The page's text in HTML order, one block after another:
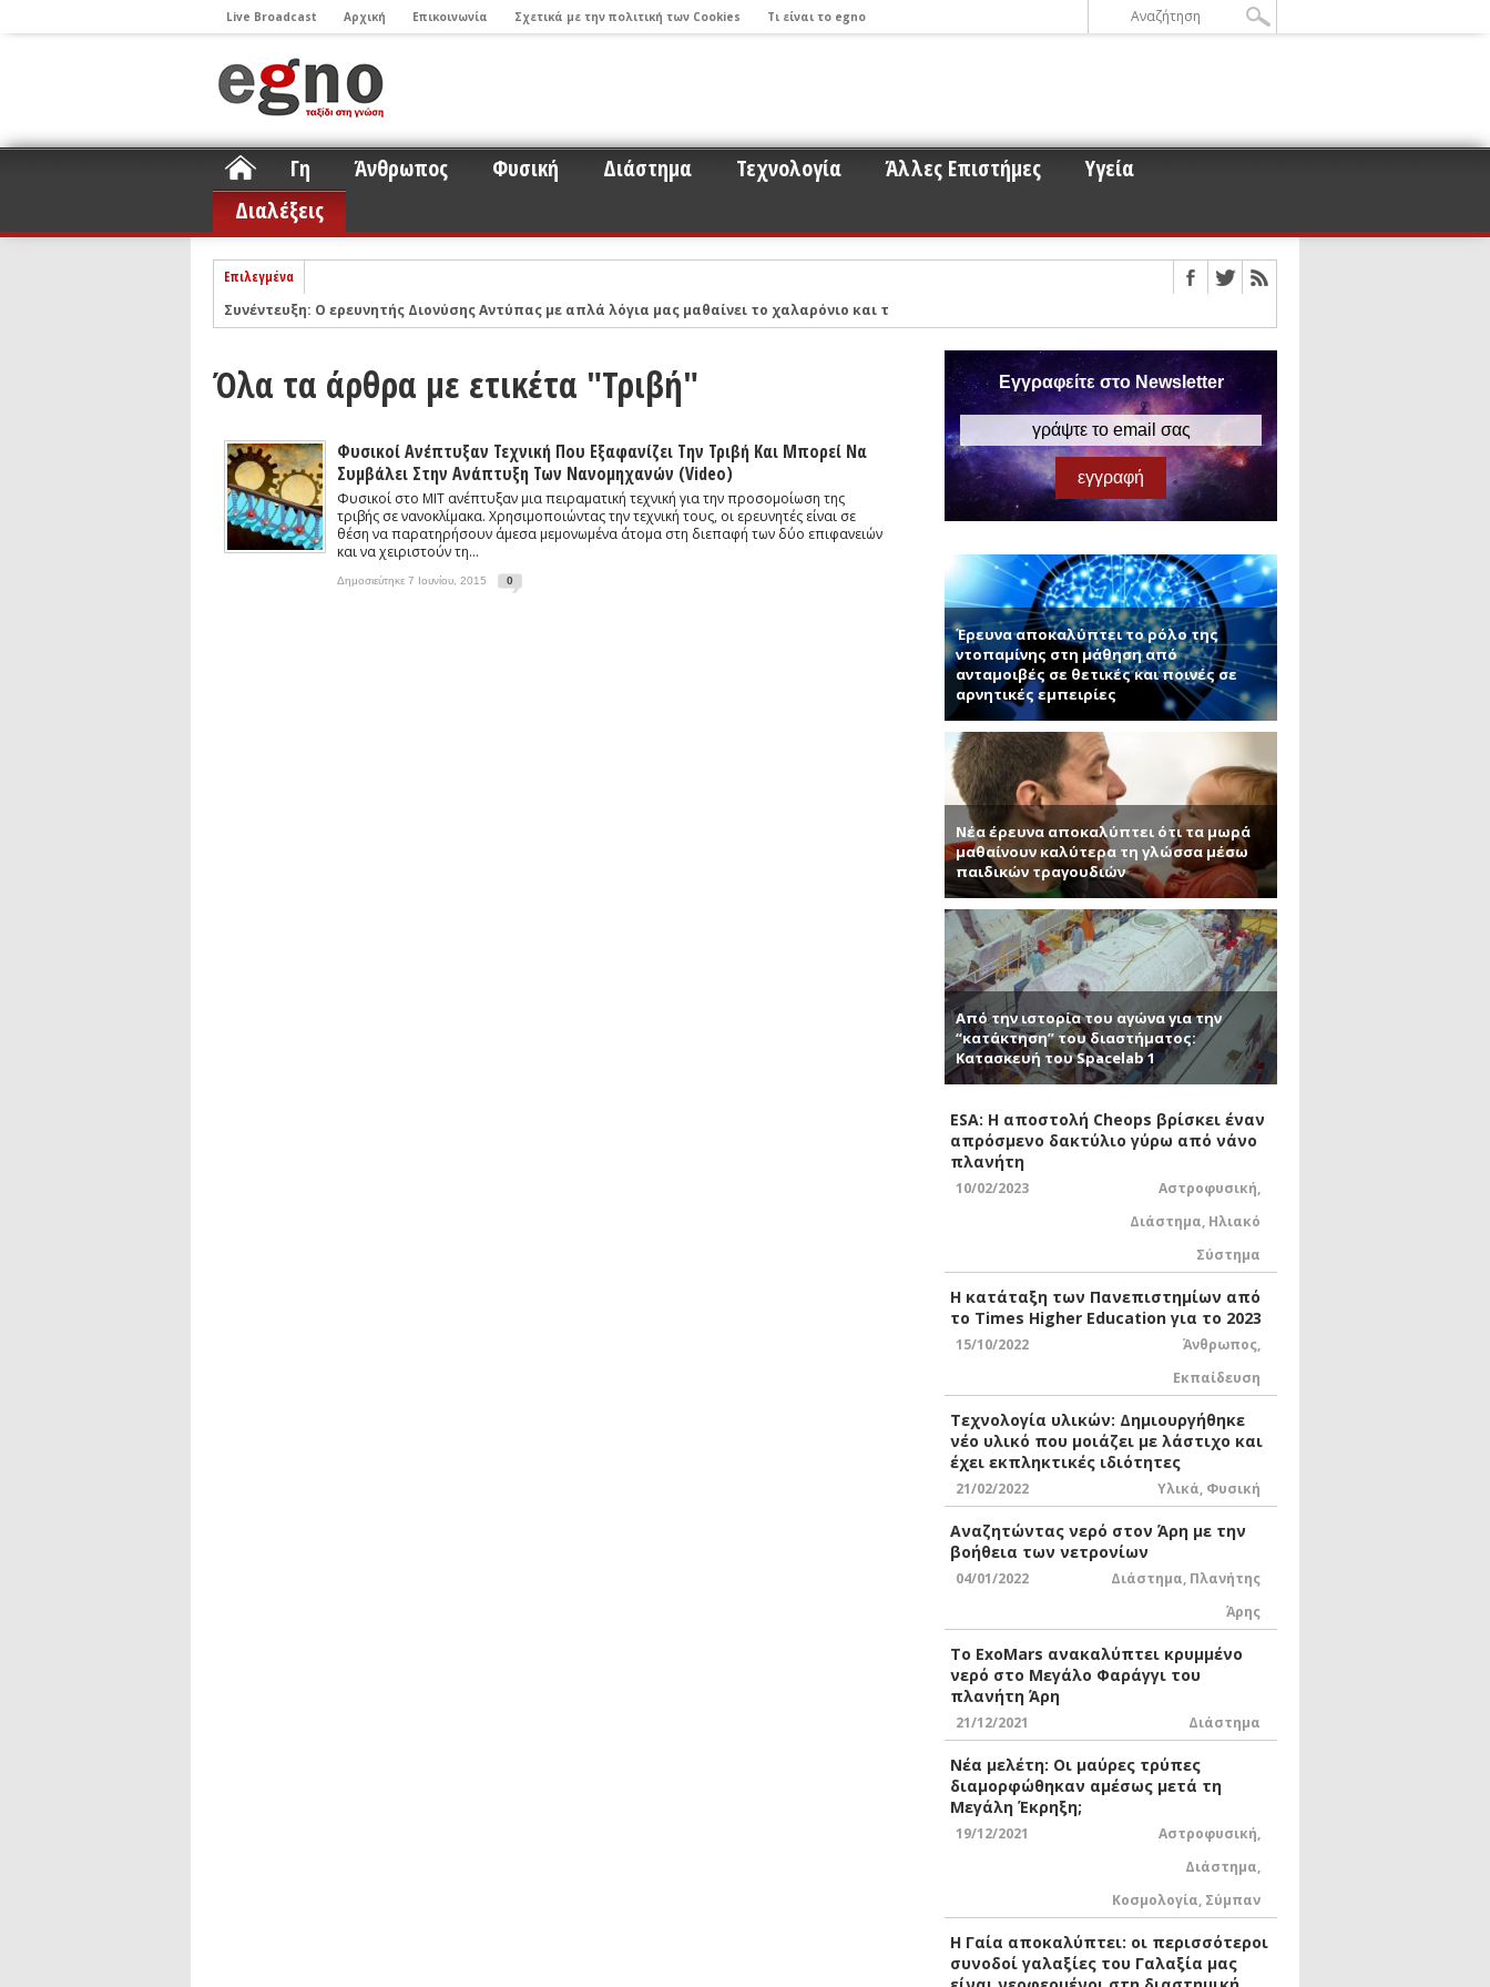
Live Broadcast Αρχική Επικοινωνία Σχετικά με την πολιτική των Cookies Τι είναι το egno
Γη Άνθρωπος Φυσική Διάστημα Τεχνολογία Άλλες Επιστήμες
Υγεία
Διαλέξεις
Επιλεγμένα
Συνέντευξη: Ο ερευνητής Διονύσης Αντύπας με απλά λόγια μας μαθαίνει το χαλαρόνιο και τη σχέση του με την σκοτεινή ύλη
ΝΕLIOTA: Το ερευνητικό πρόγραμμα παρακολούθησης εκλάμψεων λόγω προσκρούσεων παραγήινων αστεροειδών και μετεωροειδών στη
Podcast: Συζήτηση με τον καθηγητή Νικόλαο Στεργιούλα με αφορμή το σημαντικό εύρημα της εργασίας του για τα άστρα νετρονίων
Podcast: Ο Διονύσης Σιμόπουλος απαντά σε ερωτήματα για το σύμπαν και την έρευνα που σχετίζεται με αυτό
Άρθρο με αφορμή το Nobel Φυσικής του 2017: Οι βηματισμοί της Επιστήμης και η πορεία προς τον εντοπισμό των βαρυτικών κυμάτων
Συνέντευξη: Το ελληνικό εκπαιδευτικό σύστημα με τα μάτια ενός νέου ερευνητή όπως ο κ. Μπάμπουλης (Μέρος 3)
Συνέντευξη: Ο ερευνητής Νανοτεχνολογίας κ. Μπάμπουλης περιγράφει τη δομή των νέων 2D υλικών και τις εφαρμογές τους (Μέρος 2)
Συνέντευξη: Συζητώντας με τον ερευνητή κ. Παντελή Μπάμπουλη για τα ενδιαφέροντα τεχνητά υλικά, γερμανένιο και πυριτένιο (Μέρος
1)
podcast: Τι είναι τα Βαρυτικά Κύματα (Συνέντευξη με τον Ερωτόκριτο Κατσαβουνίδη, διευθυντή έρευνας στο ΜΙΤ)
podcast: Αναζητώντας τα Βαρυτικά Κύματα (Συνέντευξη με τον Χρήστο Τσάγκα, Αναπληρωτή Καθηγητή του ΑΠΘ)
Όλα τα άρθρα με ετικέτα "Τριβή"
Φυσικοί Ανέπτυξαν Τεχνική Που Εξαφανίζει Την Τριβή Και Μπορεί Να
Συμβάλει Στην Ανάπτυξη Των Νανομηχανών (video)
Φυσικοί στο MIT ανέπτυξαν μια πειραματική τεχνική για την προσομοίωση της
τριβής σε νανοκλίμακα. Χρησιμοποιώντας την τεχνική τους, οι ερευνητές είναι σε
θέση να παρατηρήσουν άμεσα μεμονωμένα άτομα στη διεπαφή των δύο επιφανειών
και να χειριστούν τη...
Δημοσιεύτηκε 7 Ιουνίου, 2015 0
Εγγραφείτε στο Newsletter
Έρευνα αποκαλύπτει το ρόλο της
ντοπαμίνης στη μάθηση από
ανταμοιβές σε θετικές και ποινές σε
αρνητικές εμπειρίες
Νέα έρευνα αποκαλύπτει ότι τα μωρά
μαθαίνουν καλύτερα τη γλώσσα μέσω
παιδικών τραγουδιών
Από την ιστορία του αγώνα για την
“κατάκτηση” του διαστήματος:
Κατασκευή του Spacelab 1
ESA: Η αποστολή Cheops βρίσκει έναν
απρόσμενο δακτύλιο γύρω από νάνο
πλανήτη
10/02/2023 Αστροφυσική,
Διάστημα, Ηλιακό
Σύστημα
Η κατάταξη των Πανεπιστημίων από
το Times Higher Education για το 2023
15/10/2022 Άνθρωπος,
Εκπαίδευση
Τεχνολογία υλικών: Δημιουργήθηκε
νέο υλικό που μοιάζει με λάστιχο και
έχει εκπληκτικές ιδιότητες
21/02/2022 Υλικά, Φυσική
Αναζητώντας νερό στον Άρη με την
βοήθεια των νετρονίων
04/01/2022 Διάστημα, Πλανήτης
Άρης
Το ExoMars ανακαλύπτει κρυμμένο
νερό στο Μεγάλο Φαράγγι του
πλανήτη Άρη
21/12/2021 Διάστημα
Νέα μελέτη: Οι μαύρες τρύπες
διαμορφώθηκαν αμέσως μετά τη
Μεγάλη Έκρηξη;
19/12/2021 Αστροφυσική,
Διάστημα,
Κοσμολογία, Σύμπαν
Η Γαία αποκαλύπτει: οι περισσότεροι
συνοδοί γαλαξίες του Γαλαξία μας